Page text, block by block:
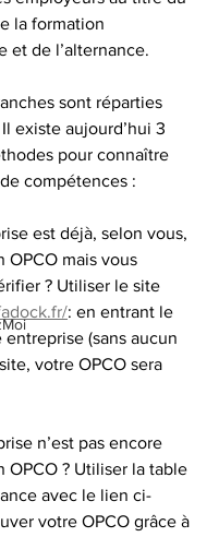
la formation
et de l’alternance.
sont réparties
Il existe aujourd’hui 3
pour connaître
compétences :
est déjà, selon vous,
OPCO mais vous
? Utiliser le site
: en entrant le
entreprise (sans aucun
votre OPCO sera
n’est pas encore
OPCO ? Utiliser la table
avec le lien ci-
votre OPCO grâce à